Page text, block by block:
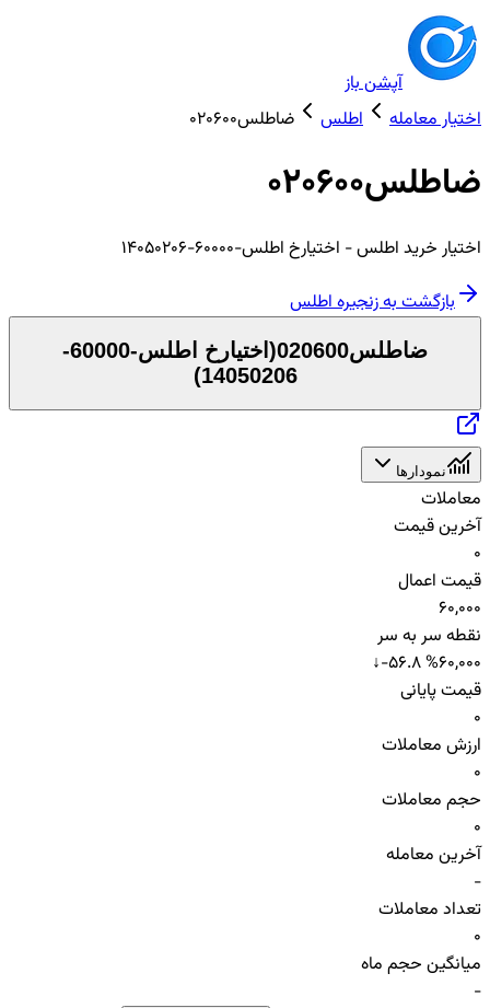
آپشن باز
اختیار معامله
اطلس ضاطلس020600
ضاطلس020600
اختیار خرید اطلس- اختیارخ اطلس-60000-14050206
بازگشت به زنجیرهاطلس
ضاطلس020600 (
اختیارخ اطلس-60000-
14050206
)
نمودارها
معاملات
آخرین قیمت
0
قیمت اعمال
60,000
نقطه سر به سر
60,000
↓-56.8 %
قیمت پایانی
0
ارزش معاملات
0
حجم معاملات
0
آخرین معامله
-
تعداد معاملات
0
میانگین حجم ماه
-